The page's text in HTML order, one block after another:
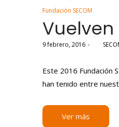
Posted
Fundación SECOM
Vuelven
Posted
9 febrero, 2016
Este 2016 Fundación
han tenido entre
Ver más